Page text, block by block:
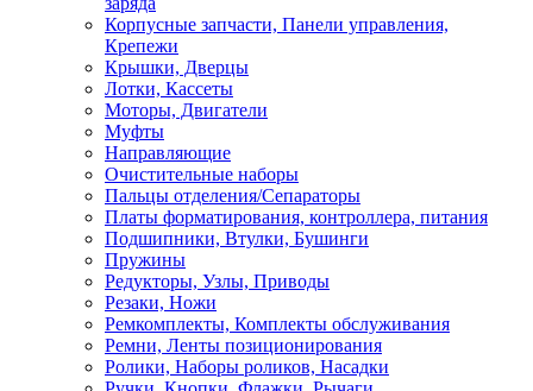
Корпусные запчасти, Панели управления,
Крепежи
Крышки, Дверцы
Лотки, Кассеты
Моторы, Двигатели
Муфты
Направляющие
Очистительные наборы
Пальцы отделения/Сепараторы
Платы форматирования, контроллера, питания
Подшипники, Втулки, Бушинги
Пружины
Редукторы, Узлы, Приводы
Резаки, Ножи
Ремкомплекты, Комплекты обслуживания
Ремни, Ленты позиционирования
Ролики, Наборы роликов, Насадки